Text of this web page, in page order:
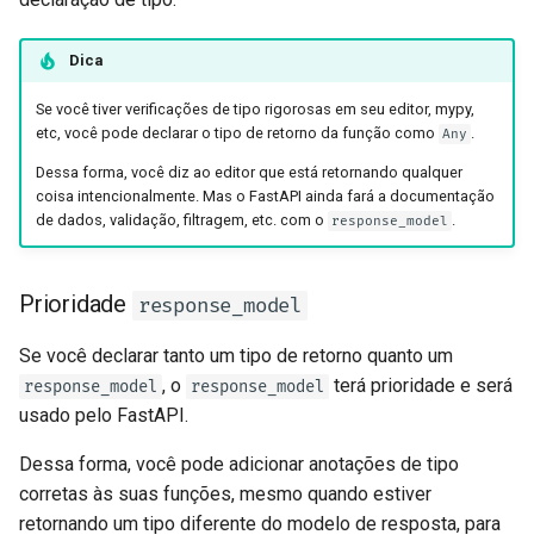
Dica
Se você tiver verificações de tipo rigorosas em seu editor, mypy,
etc, você pode declarar o tipo de retorno da função como Any .
Dessa forma, você diz ao editor que está retornando qualquer
coisa intencionalmente. Mas o FastAPI ainda fará a documentação
de dados, validação, filtragem, etc. com o
response_model
Prioridade response_model
Se você declarar tanto um tipo de retorno quanto um
response_model , o response_model terá prioridade e será
usado pelo FastAPI.
Dessa forma, você pode adicionar anotações de tipo
corretas às suas funções, mesmo quando estiver
retornando um tipo diferente do modelo de resposta, para